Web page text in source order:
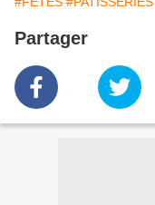
Partager